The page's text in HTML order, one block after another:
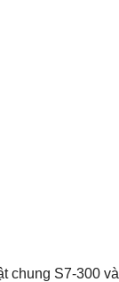
chung S7-300 và